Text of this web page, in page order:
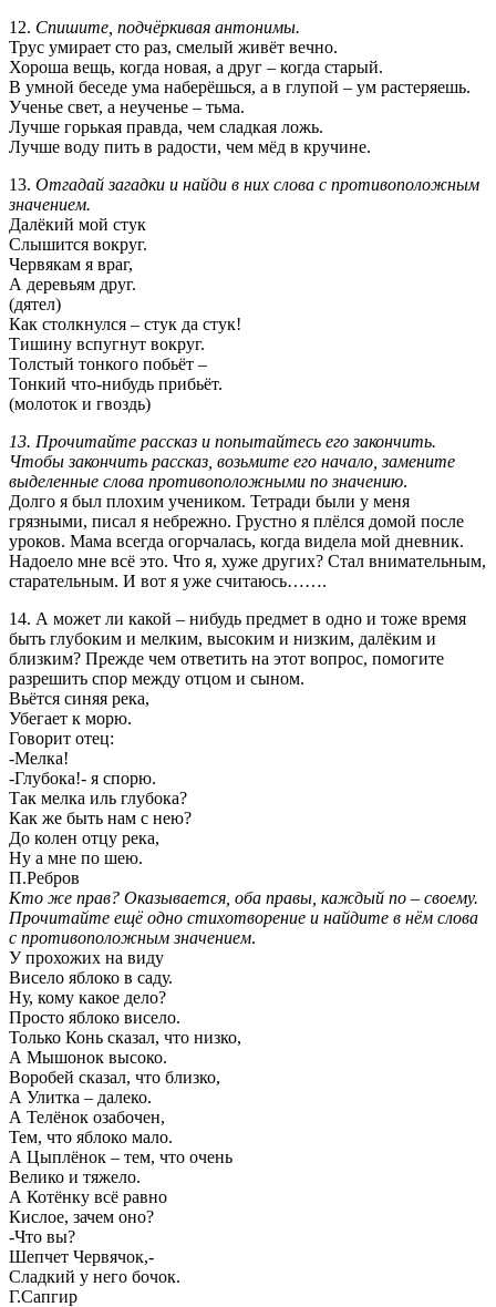
12. Спишите, подчёркивая антонимы.
Трус умирает сто раз, смелый живёт вечно.
Хороша вещь, когда новая, а друг – когда старый.
В умной беседе ума наберёшься, а в глупой – ум растеряешь.
Ученье свет, а неученье – тьма.
Лучше горькая правда, чем сладкая ложь.
Лучше воду пить в радости, чем мёд в кручине.
13. Отгадай загадки и найди в них слова с противоположным
значением.
Далёкий мой стук
Слышится вокруг.
Червякам я враг,
А деревьям друг.
(дятел)
Как столкнулся – стук да стук!
Тишину вспугнут вокруг.
Толстый тонкого побьёт –
Тонкий что-нибудь прибьёт.
(молоток и гвоздь)
13. Прочитайте рассказ и попытайтесь его закончить.
Чтобы закончить рассказ, возьмите его начало, замените
выделенные слова противоположными по значению.
Долго я был плохим учеником. Тетради были у меня
грязными, писал я небрежно. Грустно я плёлся домой после
уроков. Мама всегда огорчалась, когда видела мой дневник.
Надоело мне всё это. Что я, хуже других? Стал внимательным,
старательным. И вот я уже считаюсь…….
14. А может ли какой – нибудь предмет в одно и тоже время
быть глубоким и мелким, высоким и низким, далёким и
близким? Прежде чем ответить на этот вопрос, помогите
разрешить спор между отцом и сыном.
Вьётся синяя река,
Убегает к морю.
Говорит отец:
-Мелка!
-Глубока!- я спорю.
Так мелка иль глубока?
Как же быть нам с нею?
До колен отцу река,
Ну а мне по шею.
П.Ребров
Кто же прав? Оказывается, оба правы, каждый по – своему.
Прочитайте ещё одно стихотворение и найдите в нём слова
с противоположным значением.
У прохожих на виду
Висело яблоко в саду.
Ну, кому какое дело?
Просто яблоко висело.
Только Конь сказал, что низко,
А Мышонок высоко.
Воробей сказал, что близко,
А Улитка – далеко.
А Телёнок озабочен,
Тем, что яблоко мало.
А Цыплёнок – тем, что очень
Велико и тяжело.
А Котёнку всё равно
Кислое, зачем оно?
-Что вы?
Шепчет Червячок,-
Сладкий у него бочок.
Г.Сапгир